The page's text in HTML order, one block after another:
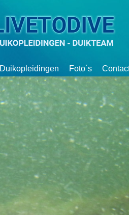
Duikopleidingen Foto´s